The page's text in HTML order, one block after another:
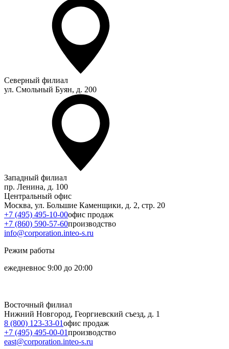
Северный филиал
ул. Смольный Буян, д. 200
Западный филиал
пр. Ленина, д. 100
Центральный офис
Москва, ул. Большие Каменщики, д. 2, стр. 20
+7 (495) 495-10-00офис продаж
+7 (860) 590-57-60производство
info@corporation.inteo-s.ru
Режим работы
ежедневнос 9:00 до 20:00
Восточный филиал
Нижний Новгород, Георгиевский съезд, д. 1
8 (800) 123-33-01офис продаж
+7 (495) 495-00-01производство
east@corporation.inteo-s.ru